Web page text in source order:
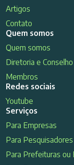
Artigos
Contato
Quem somos
Quem somos
Diretoria e Conselho
Membros
Redes sociais
Youtube
Serviços
Para Empresas
Para Pesquisadores
Para Prefeituras ou